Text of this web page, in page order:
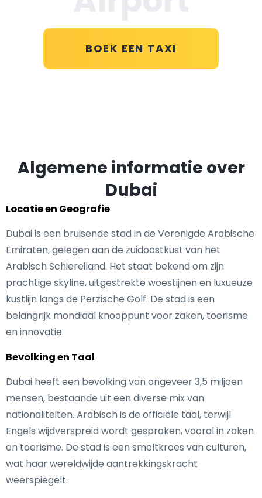
BOEK EEN TAXI
Algemene informatie over
Dubai
Locatie en Geografie
Dubai is een bruisende stad in de Verenigde Arabische
Emiraten, gelegen aan de zuidoostkust van het
Arabisch Schiereiland. Het staat bekend om zijn
prachtige skyline, uitgestrekte woestijnen en luxueuze
kustlijn langs de Perzische Golf. De stad is een
belangrijk mondiaal knooppunt voor zaken, toerisme
en innovatie.
Bevolking en Taal
Dubai heeft een bevolking van ongeveer 3,5 miljoen
mensen, bestaande uit een diverse mix van
nationaliteiten. Arabisch is de officiële taal, terwijl
Engels wijdverspreid wordt gesproken, vooral in zaken
en toerisme. De stad is een smeltkroes van culturen,
wat haar wereldwijde aantrekkingskracht
weerspiegelt.